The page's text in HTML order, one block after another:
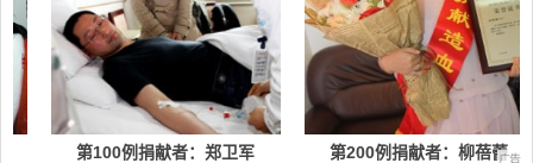
第100例捐献者：郑卫军 第200例捐献者：柳蓓蕾